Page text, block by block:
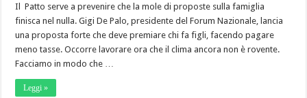
Il Patto serve a prevenire che la mole di proposte sulla famiglia
finisca nel nulla. Gigi De Palo, presidente del Forum Nazionale, lancia
una proposta forte che deve premiare chi fa figli, facendo pagare
meno tasse. Occorre lavorare ora che il clima ancora non è rovente.
Facciamo in modo che …
Leggi »